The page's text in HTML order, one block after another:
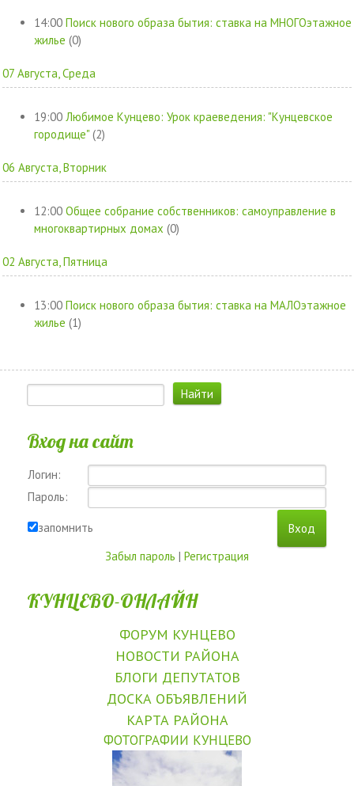
14:00 Поиск нового образа бытия: ставка на МНОГОэтажное
жилье (0)
07 Августа, Среда
19:00 Любимое Кунцево: Урок краеведения: "Кунцевское
городище" (2)
06 Августа, Вторник
12:00 Общее собрание собственников: самоуправление в
многоквартирных домах (0)
02 Августа, Пятница
13:00 Поиск нового образа бытия: ставка на МАЛОэтажное
жилье (1)
Вход на сайт
Логин:
Пароль:
запомнить
Забыл пароль | Регистрация
КУНЦЕВО-ОНЛАЙН
ФОРУМ КУНЦЕВО
НОВОСТИ РАЙОНА
БЛОГИ ДЕПУТАТОВ
ДОСКА ОБЪЯВЛЕНИЙ
КАРТА РАЙОНА
ФОТОГРАФИИ КУНЦЕВО